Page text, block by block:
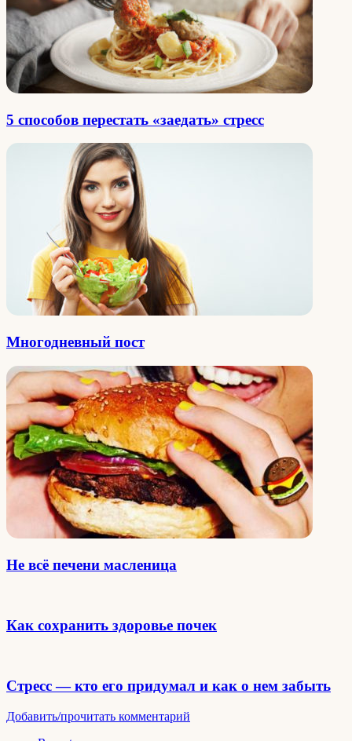
5 способов перестать «заедать» стресс
Многодневный пост
Не всё печени масленица
Как сохранить здоровье почек
Стресс — кто его придумал и как о нем забыть
Добавить/прочитать комментарий